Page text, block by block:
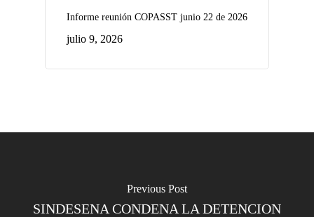
Informe reunión COPASST junio 22 de 2026
julio 9, 2026
Previous Post
SINDESENA CONDENA LA DETENCION